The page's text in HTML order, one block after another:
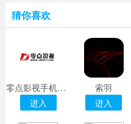
猜你喜欢
零点影视手机版 免费版
进入
索羽
进入